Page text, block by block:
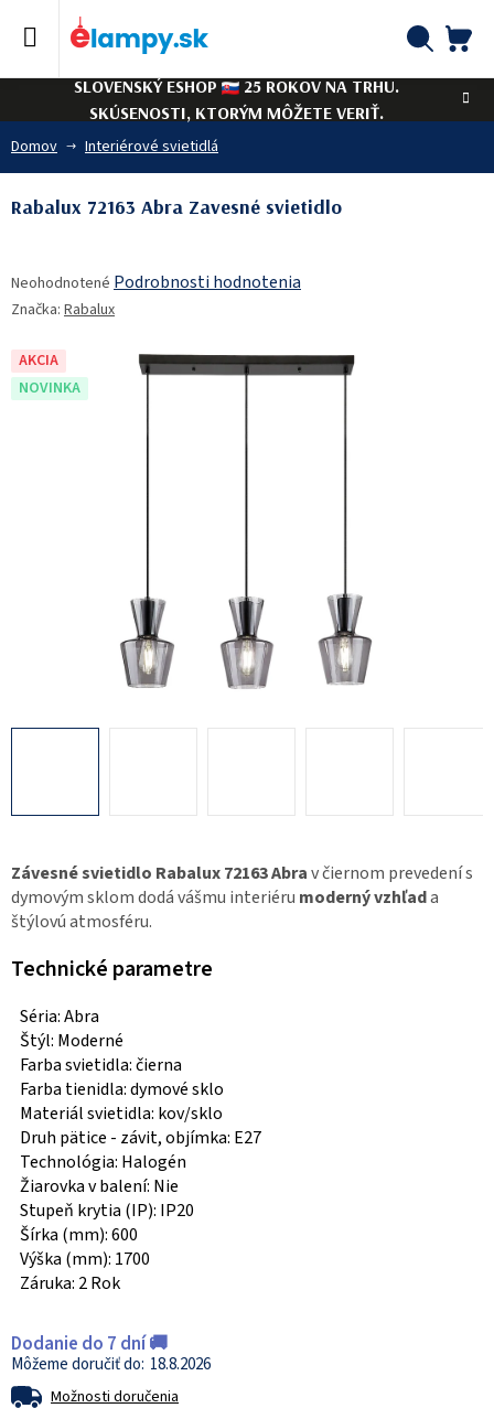
SLOVENSKÝ ESHOP
25 ROKOV NA TRHU.
SKÚSENOSTI, KTORÝM MÔŽETE VERIŤ.
Domov Interiérové svietidlá
Závesné svietidlo Rabalux 72163 Abrav čiernom prevedení s
dymovým sklom dodá vášmu interiéru moderný vzhľada
štýlovú atmosféru.
Technické parametre
Séria: Abra
Štýl: Moderné
Farba svietidla: čierna
Farba tienidla: dymové sklo
Materiál svietidla: kov/sklo
Druh pätice - závit, objímka: E27
Technológia: Halogén
Žiarovka v balení: Nie
Stupeň krytia (IP): IP20
Šírka (mm): 600
Výška (mm): 1700
Záruka: 2 Rok
Dodanie do 7 dní 🚚
18.8.2026
Možnosti doručenia
Rabalux 72163 Abra Zavesné svietidlo
hodnotenie
produktu
0,0
z
Neohodnotené Podrobnosti hodnotenia
Značka: Rabalux
AKCIA
NOVINKA